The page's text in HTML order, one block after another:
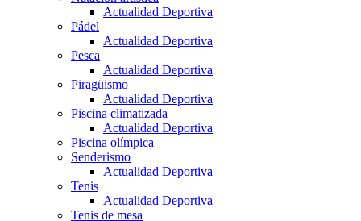
Actualidad Deportiva
Pádel
Actualidad Deportiva
Pesca
Actualidad Deportiva
Piragüismo
Actualidad Deportiva
Piscina climatizada
Actualidad Deportiva
Piscina olímpica
Senderismo
Actualidad Deportiva
Tenis
Actualidad Deportiva
Tenis de mesa